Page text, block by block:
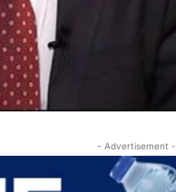
- Advertisement -